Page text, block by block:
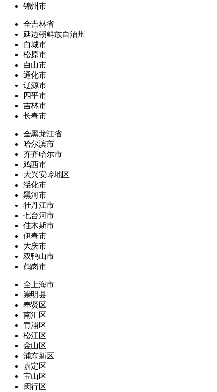
锦州市
全吉林省
延边朝鲜族自治州
白城市
松原市
白山市
通化市
辽源市
四平市
吉林市
长春市
全黑龙江省
哈尔滨市
齐齐哈尔市
鸡西市
大兴安岭地区
绥化市
黑河市
牡丹江市
七台河市
佳木斯市
伊春市
大庆市
双鸭山市
鹤岗市
全上海市
崇明县
奉贤区
南汇区
青浦区
松江区
金山区
浦东新区
嘉定区
宝山区
闵行区